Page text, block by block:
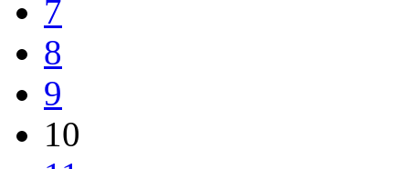
7
8
9
10